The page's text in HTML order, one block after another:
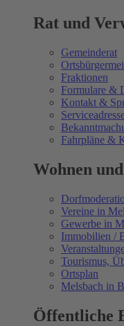
Rat und
Gemeinderat
Fraktionen
Formulare &
Kontakt &
Fahrpläne &
Wohnen
Vereine in
Gewerbe in
Immobilien /
Tourismus,
Ortsplan
Melsbach in
Öffentliche